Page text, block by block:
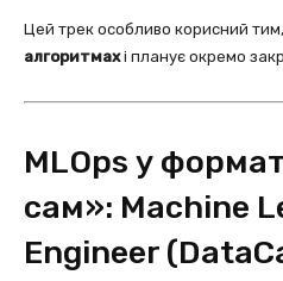
Цей трек особливо корисний
алгоритмахі планує окремо
MLOps у
сам»: Machine
Engineer